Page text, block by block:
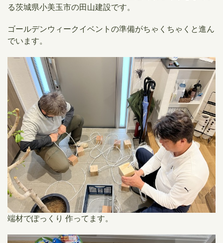
る茨城県小美玉市の田山建設です。
ゴールデンウィークイベントの準備がちゃくちゃくと進ん
でいます。
端材でぽっくり 作ってます。